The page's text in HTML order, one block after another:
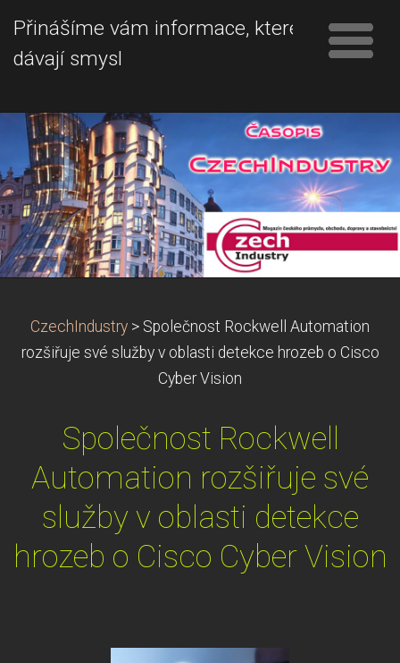
Přinášíme vám informace, které
dávají smysl
CzechIndustry > Společnost Rockwell Automation
rozšiřuje své služby v oblasti detekce hrozeb o Cisco
Cyber Vision
Společnost Rockwell
Automation rozšiřuje své
služby v oblasti detekce
hrozeb o Cisco Cyber Vision